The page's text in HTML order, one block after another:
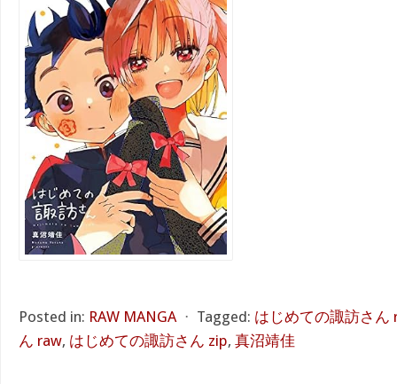
Posted in: RAW MANGA ⋅ Tagged: はじめての諏訪さん
ん raw, はじめての諏訪さん zip, 真沼靖佳